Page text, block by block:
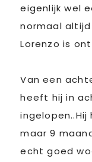
eigenlijk wel
normaal altijd
Lorenzo is
Van een
heeft hij in
maar 9
echt goed